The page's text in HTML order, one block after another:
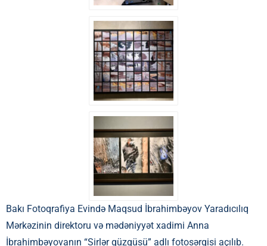
Bakı Fotoqrafiya Evində Maqsud İbrahimbəyov Yaradıcılıq
Mərkəzinin direktoru və mədəniyyət xadimi Anna
İbrahimbəyovanın “Sirlər güzgüsü” adlı fotosərgisi açılıb.